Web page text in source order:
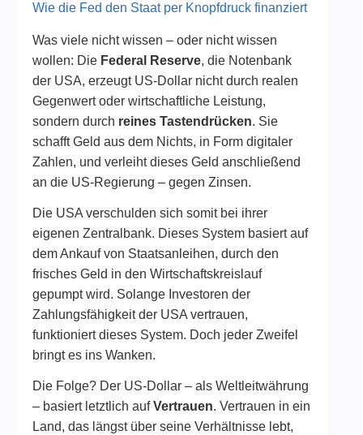
Wie die Fed den Staat per Knopfdruck finanziert
Was viele nicht wissen – oder nicht wissen
wollen: Die Federal Reserve, die Notenbank
der USA, erzeugt US-Dollar nicht durch realen
Gegenwert oder wirtschaftliche Leistung,
sondern durch reines Tastendrücken. Sie
schafft Geld aus dem Nichts, in Form digitaler
Zahlen, und verleiht dieses Geld anschließend
an die US-Regierung – gegen Zinsen.
Die USA verschulden sich somit bei ihrer
eigenen Zentralbank. Dieses System basiert auf
dem Ankauf von Staatsanleihen, durch den
frisches Geld in den Wirtschaftskreislauf
gepumpt wird. Solange Investoren der
Zahlungsfähigkeit der USA vertrauen,
funktioniert dieses System. Doch jeder Zweifel
bringt es ins Wanken.
Die Folge? Der US-Dollar – als Weltleitwährung
– basiert letztlich aufVertrauen. Vertrauen in ein
Land, das längst über seine Verhältnisse lebt,